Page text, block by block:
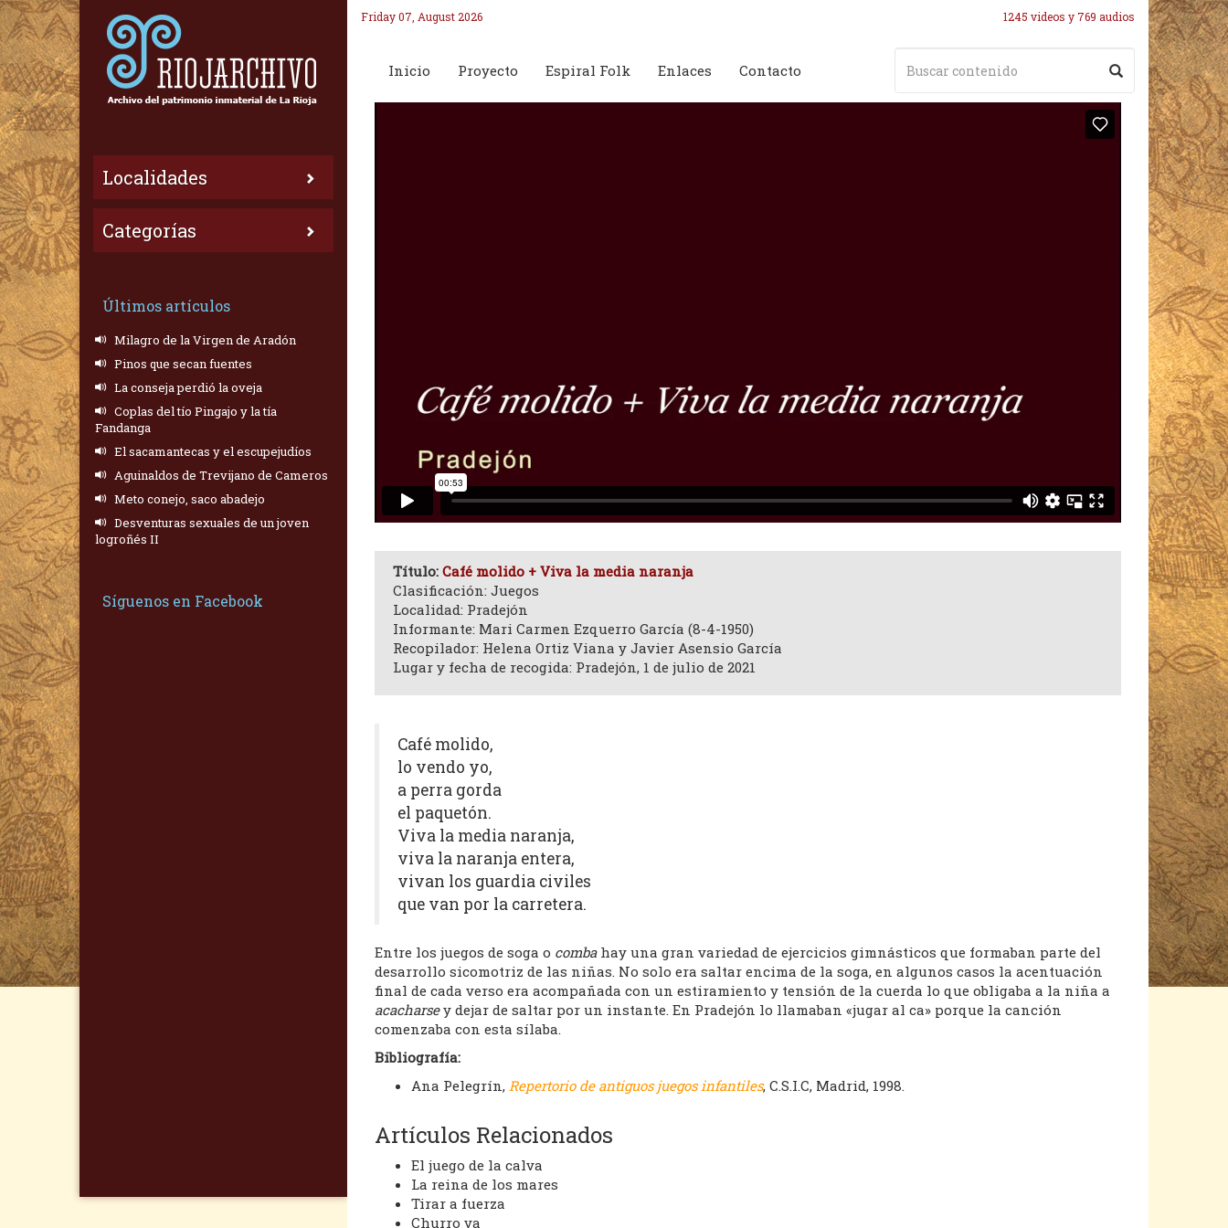
Localidades
Categorías
Últimos artículos
Milagro de la Virgen de Aradón
Pinos que secan fuentes
La conseja perdió la oveja
Coplas del tío Pingajo y la tía
Fandanga
El sacamantecas y el escupejudíos
Aguinaldos de Trevijano de Cameros
Meto conejo, saco abadejo
Desventuras sexuales de un joven
logroñés II
Síguenos en Facebook
Friday 07, August 2026 1245 videos y 769 audios
Inicio Proyecto Espiral Folk Enlaces Contacto
Título: Café molido + Viva la media naranja
Clasificación: Juegos
Localidad: Pradejón
Informante: Mari Carmen Ezquerro García (8-4-1950)
Recopilador: Helena Ortiz Viana y Javier Asensio García
Lugar y fecha de recogida: Pradejón, 1 de julio de 2021
Café molido,
lo vendo yo,
a perra gorda
el paquetón.
Viva la media naranja,
viva la naranja entera,
vivan los guardia civiles
que van por la carretera.
Entre los juegos de soga o combahay una gran variedad de ejercicios gimnásticos que formaban parte del
desarrollo sicomotriz de las niñas. No solo era saltar encima de la soga, en algunos casos la acentuación
final de cada verso era acompañada con un estiramiento y tensión de la cuerda lo que obligaba a la niña a
acacharsey dejar de saltar por un instante. En Pradejón lo llamaban «jugar al ca» porque la canción
comenzaba con esta sílaba.
Bibliografía:
Ana Pelegrín, Repertorio de antiguos juegos infantiles, C.S.I.C, Madrid, 1998.
Artículos Relacionados
El juego de la calva
La reina de los mares
Tirar a fuerza
Churro va